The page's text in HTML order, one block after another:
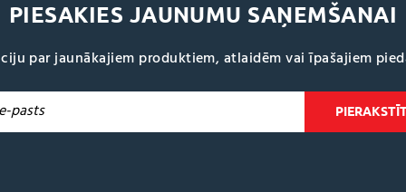
PIESAKIES JAUNUMU SAŅEMŠANAI
par jaunākajiem produktiem, atlaidēm vai īpašajiem